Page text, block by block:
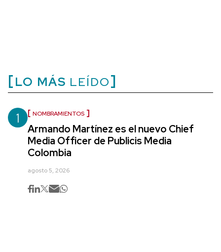
LO MÁS LEÍDO
1 NOMBRAMIENTOS
Armando Martínez es el nuevo Chief
Media Officer de Publicis Media
Colombia
agosto 5, 2026